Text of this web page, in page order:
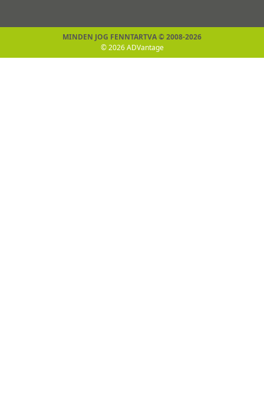
MINDEN JOG FENNTARTVA © 2008-2026
© 2026 ADVantage